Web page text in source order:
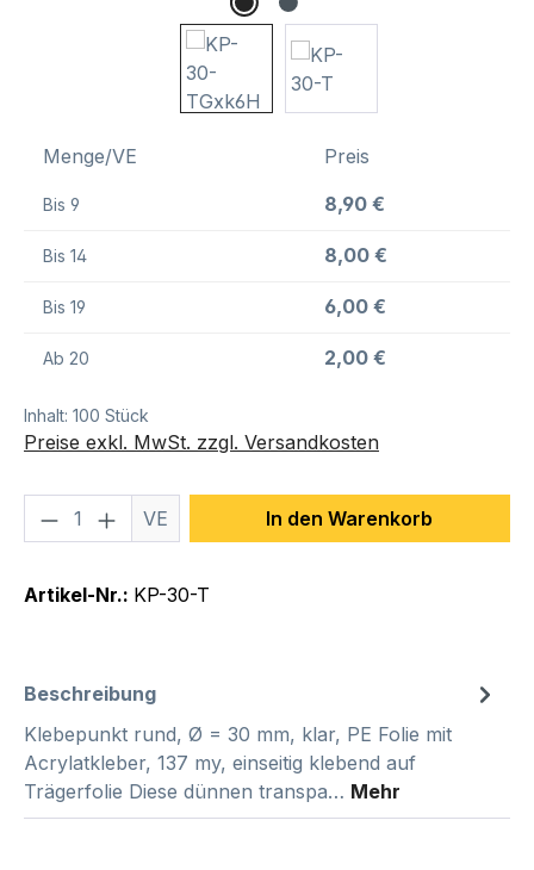
Menge/VE Preis
Bis 9 8,90 €
Bis 14 8,00 €
Bis 19 6,00 €
Ab 20 2,00 €
Inhalt: 100 Stück
Preise exkl. MwSt. zzgl. Versandkosten
Produkt Anzahl: Gib den
VE In den Warenkorb
Artikel-Nr.: KP-30-T
Beschreibung
Klebepunkt rund, Ø = 30 mm, klar, PE Folie mit
Acrylatkleber, 137 my, einseitig klebend auf
Trägerfolie Diese dünnen transpa… Mehr